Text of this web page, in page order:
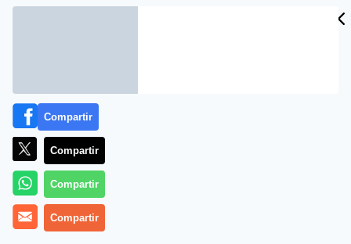
– Liner Reveal: 15,30€
Brígida Gallego
MÁS EN POR TODO LO ALTO
Compartir
Compartir
Compartir
Compartir